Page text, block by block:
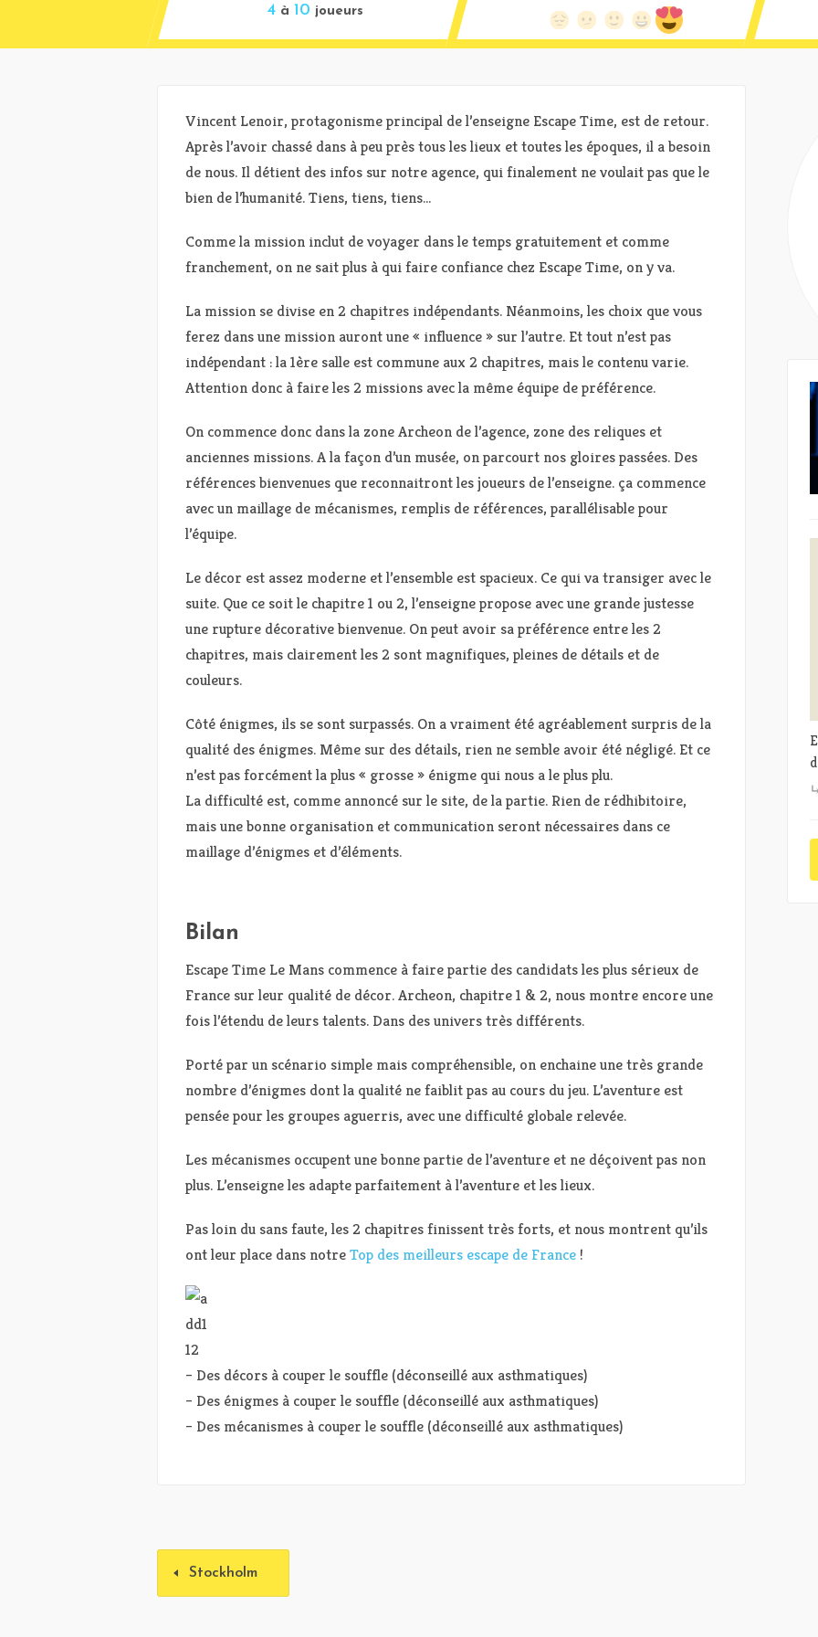
4 à 10 joueurs
Vincent Lenoir, protagonisme principal de l’enseigne Escape Time, est de retour.
Après l’avoir chassé dans à peu près tous les lieux et toutes les époques, il a besoin
de nous. Il détient des infos sur notre agence, qui finalement ne voulait pas que le
bien de l’humanité. Tiens, tiens, tiens…
Comme la mission inclut de voyager dans le temps gratuitement et comme
franchement, on ne sait plus à qui faire confiance chez Escape Time, on y va.
La mission se divise en 2 chapitres indépendants. Néanmoins, les choix que vous
ferez dans une mission auront une « influence » sur l’autre. Et tout n’est pas
indépendant : la 1ère salle est commune aux 2 chapitres, mais le contenu varie.
Attention donc à faire les 2 missions avec la même équipe de préférence.
On commence donc dans la zone Archeon de l’agence, zone des reliques et
anciennes missions. A la façon d’un musée, on parcourt nos gloires passées. Des
références bienvenues que reconnaitront les joueurs de l’enseigne. ça commence
avec un maillage de mécanismes, remplis de références, parallélisable pour
l’équipe.
Le décor est assez moderne et l’ensemble est spacieux. Ce qui va transiger avec le
suite. Que ce soit le chapitre 1 ou 2, l’enseigne propose avec une grande justesse
une rupture décorative bienvenue. On peut avoir sa préférence entre les 2
chapitres, mais clairement les 2 sont magnifiques, pleines de détails et de
couleurs.
Côté énigmes, ils se sont surpassés. On a vraiment été agréablement surpris de la
qualité des énigmes. Même sur des détails, rien ne semble avoir été négligé. Et ce
n’est pas forcément la plus « grosse » énigme qui nous a le plus plu.
La difficulté est, comme annoncé sur le site, de la partie. Rien de rédhibitoire,
mais une bonne organisation et communication seront nécessaires dans ce
maillage d’énigmes et d’éléments.
Bilan
Escape Time Le Mans commence à faire partie des candidats les plus sérieux de
France sur leur qualité de décor. Archeon, chapitre 1 & 2, nous montre encore une
fois l’étendu de leurs talents. Dans des univers très différents.
Porté par un scénario simple mais compréhensible, on enchaine une très grande
nombre d’énigmes dont la qualité ne faiblit pas au cours du jeu. L’aventure est
pensée pour les groupes aguerris, avec une difficulté globale relevée.
Les mécanismes occupent une bonne partie de l’aventure et ne déçoivent pas non
plus. L’enseigne les adapte parfaitement à l’aventure et les lieux.
Pas loin du sans faute, les 2 chapitres finissent très forts, et nous montrent qu’ils
ont leur place dans notreTop des meilleurs escape de France !
– Des décors à couper le souffle (déconseillé aux asthmatiques)
– Des énigmes à couper le souffle (déconseillé aux asthmatiques)
– Des mécanismes à couper le souffle (déconseillé aux asthmatiques)
Stockholm